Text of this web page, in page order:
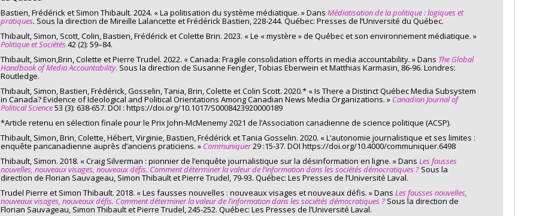
Diplôme obtenu: M.sc. (2017-prix Brigitte-Schroeder pour le meilleur rapport analytique de stage)
Radio-Canada, entre information et divertissement : pourquoi choisir?
Diplomé(e): Bargain, Héloïse
Cycle: Maîtrise en science politique
Diplôme obtenu: M.sc. (2016)
Radio-Canada Première ou le mythe de l’enfant prodigue
Diplomé(e): Faugère, Félicie
Cycle: Maîtrise en science politique
Diplôme obtenu: M.sc. (2016)
Les Jeux olympiques au Brésil – Rio 2016 : une opportunité ou un risque pour l’économie brésilienne?
Diplomé(e): Rocha, Alexandre
Cycle: Maîtrise en études internationales
Bastien, Frédérick et Simon Thibault. 2024. « La politisation du système médiatique. » Dans Médiatisation de la politique : logiques et
pratiques. Sous la direction de Mireille Lalancette et Frédérick Bastien, 228-244. Québec: Presses de l’Université du Québec.
Thibault, Simon, Scott, Colin, Bastien, Frédérick et Colette Brin. 2023. « Le « mystère » de Québec et son environnement médiatique. »
Politique et Sociétés42 (2): 59–84.
Thibault, Simon,Brin, Colette et Pierre Trudel. 2022. « Canada: Fragile consolidation efforts in media accountability. » Dans The Global
Handbook of Media Accountability. Sous la direction de Susanne Fengler, Tobias Eberwein et Matthias Karmasin, 86-96. Londres:
Routledge.
Thibault, Simon, Bastien, Frédérick, Gosselin, Tania, Brin, Colette et Colin Scott. 2020.* « Is There a Distinct Québec Media Subsystem
in Canada? Evidence of Ideological and Political Orientations Among Canadian News Media Organizations. » Canadian Journal of
Political Science53 (3): 638-657. DOI : https://doi.org/10.1017/S0008423920000189
*Article retenu en sélection finale pour le Prix John-McMenemy 2021 de l’Association canadienne de science politique (ACSP).
Thibault, Simon, Brin, Colette, Hébert, Virginie, Bastien, Frédérick et Tania Gosselin. 2020. « L’autonomie journalistique et ses limites :
enquête pancanadienne auprès d’anciens praticiens. » Communiquer29 :15-37. DOI https://doi.org/10.4000/communiquer.6498
Thibault, Simon. 2018. « Craig Silverman : pionnier de l’enquête journalistique sur la désinformation en ligne. » Dans Les fausses
nouvelles, nouveaux visages, nouveaux défis. Comment déterminer la valeur de l’information dans les sociétés démocratiques ? Sous la
direction de Florian Sauvageau, Simon Thibault et Pierre Trudel, 79-93. Québec: Les Presses de l’Université Laval.
Trudel Pierre et Simon Thibault. 2018. « Les fausses nouvelles : nouveaux visages et nouveaux défis. » Dans Les fausses nouvelles,
nouveaux visages, nouveaux défis. Comment déterminer la valeur de l’information dans les sociétés démocratiques ? Sous la direction de
Florian Sauvageau, Simon Thibault et Pierre Trudel, 245-252. Québec: Les Presses de l’Université Laval.